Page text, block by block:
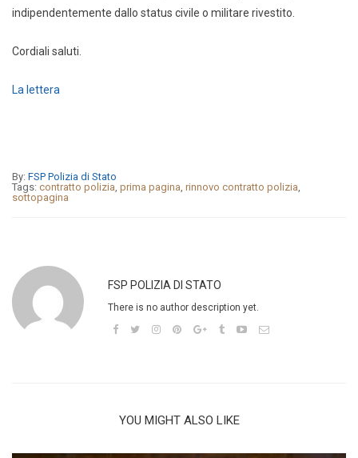
indipendentemente dallo status civile o militare rivestito.
Cordiali saluti.
La lettera
By: FSP Polizia di Stato
Tags: contratto polizia, prima pagina, rinnovo contratto polizia,
sottopagina
FSP POLIZIA DI STATO
There is no author description yet.
YOU MIGHT ALSO LIKE